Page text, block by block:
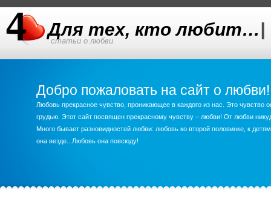
Для тех, кто любит…|
статьи о любви
Добро пожаловать на сайт о любви!
Любовь прекрасное чувство, проникающее в каждого из нас. Это чувство
грудью. Этот сайт посвящен прекрасному чувству – любви! От любви
Много бывает разновидностей любви: любовь ко второй половинке, к
она везде...Любовь она повсюду!